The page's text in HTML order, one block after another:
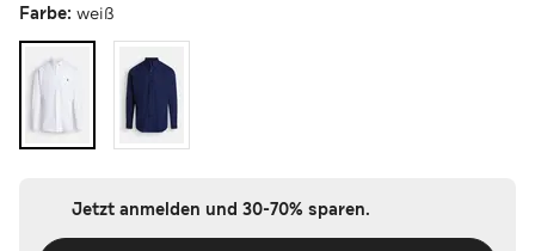
Farbe: weiß
Jetzt anmelden und 30-70% sparen.